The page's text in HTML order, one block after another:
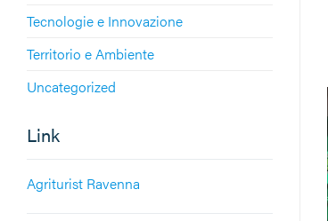
Tecnologie e Innovazione
Territorio e Ambiente
Uncategorized
Link
Agriturist Ravenna